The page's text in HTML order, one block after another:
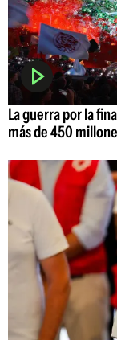
La guerra por la
más de 450